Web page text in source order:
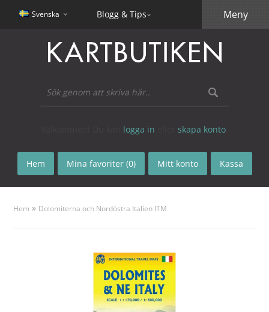
Svenska Blogg & Tips
logga in skapa konto
Hem Mina favoriter (0) Mitt konto Kassa
Meny
Hem » Dolomiterna och Nordöstra Italien ITM